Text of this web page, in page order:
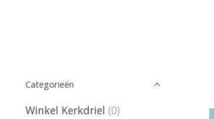
Categorieën
Winkel Kerkdriel (0)